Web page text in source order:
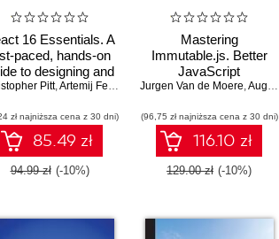
16 Essentials. A
paced, hands-on
to designing and
scalable and
React 16 - Second
Edition
Pitt,Artemij Fedosejev ,Adam Boduch
zł najniższa cena z 30 dni)
85.49 zł
94.99 zł (-10%)
Mastering
Immutable.js. Better
JavaScript
development using
Jurgen Van de Moere,August Marcello III
(96,75 zł najniższa cena z 30 dni)
116.10 zł
129.00 zł (-10%)